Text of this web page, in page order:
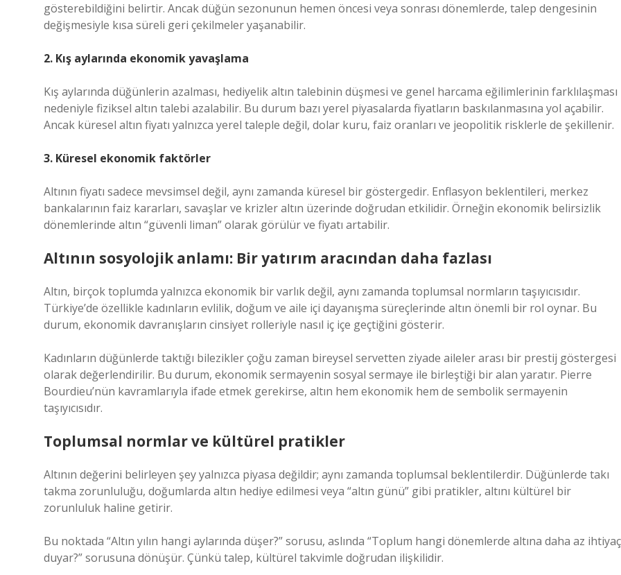
gösterebildiğini belirtir. Ancak düğün sezonunun hemen öncesi veya sonrası dönemlerde, talep dengesinin
değişmesiyle kısa süreli geri çekilmeler yaşanabilir.
2. Kış aylarında ekonomik yavaşlama
Kış aylarında düğünlerin azalması, hediyelik altın talebinin düşmesi ve genel harcama eğilimlerinin farklılaşması
nedeniyle fiziksel altın talebi azalabilir. Bu durum bazı yerel piyasalarda fiyatların baskılanmasına yol açabilir.
Ancak küresel altın fiyatı yalnızca yerel taleple değil, dolar kuru, faiz oranları ve jeopolitik risklerle de şekillenir.
3. Küresel ekonomik faktörler
Altının fiyatı sadece mevsimsel değil, aynı zamanda küresel bir göstergedir. Enflasyon beklentileri, merkez
bankalarının faiz kararları, savaşlar ve krizler altın üzerinde doğrudan etkilidir. Örneğin ekonomik belirsizlik
dönemlerinde altın “güvenli liman” olarak görülür ve fiyatı artabilir.
Altının sosyolojik anlamı: Bir yatırım aracından daha fazlası
Altın, birçok toplumda yalnızca ekonomik bir varlık değil, aynı zamanda toplumsal normların taşıyıcısıdır.
Türkiye’de özellikle kadınların evlilik, doğum ve aile içi dayanışma süreçlerinde altın önemli bir rol oynar. Bu
durum, ekonomik davranışların cinsiyet rolleriyle nasıl iç içe geçtiğini gösterir.
Kadınların düğünlerde taktığı bilezikler çoğu zaman bireysel servetten ziyade aileler arası bir prestij göstergesi
olarak değerlendirilir. Bu durum, ekonomik sermayenin sosyal sermaye ile birleştiği bir alan yaratır. Pierre
Bourdieu’nün kavramlarıyla ifade etmek gerekirse, altın hem ekonomik hem de sembolik sermayenin
taşıyıcısıdır.
Toplumsal normlar ve kültürel pratikler
Altının değerini belirleyen şey yalnızca piyasa değildir; aynı zamanda toplumsal beklentilerdir. Düğünlerde takı
takma zorunluluğu, doğumlarda altın hediye edilmesi veya “altın günü” gibi pratikler, altını kültürel bir
zorunluluk haline getirir.
Bu noktada “Altın yılın hangi aylarında düşer?” sorusu, aslında “Toplum hangi dönemlerde altına daha az ihtiyaç
duyar?” sorusuna dönüşür. Çünkü talep, kültürel takvimle doğrudan ilişkilidir.